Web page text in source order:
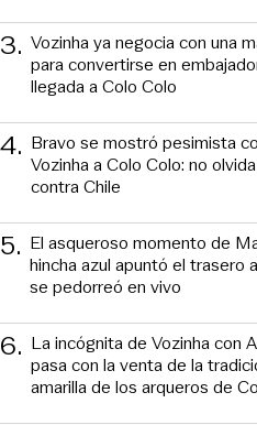
3. Vozinha ya negocia con una
para convertirse en
llegada a Colo Colo
4. Bravo se mostró pesimista
Vozinha a Colo Colo: no
contra Chile
5. El asqueroso momento de
hincha azul apuntó el trasero
se pedorreó en vivo
6. La incógnita de Vozinha con
pasa con la venta de la
amarilla de los arqueros de